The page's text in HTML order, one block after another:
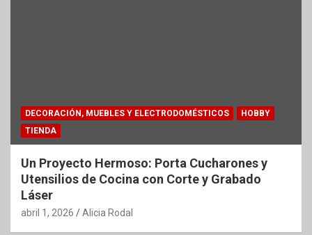
DECORACIÓN, MUEBLES Y ELECTRODOMÉSTICOS
HOBBY
TIENDA
Un Proyecto Hermoso: Porta Cucharones y
Utensilios de Cocina con Corte y Grabado
Láser
abril 1, 2026 Alicia Rodal